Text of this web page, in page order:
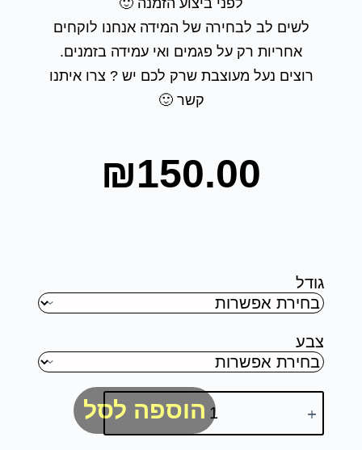
לפני ביצוע הזמנה 🙂
לשים לב לבחירה של המידה אנחנו לוקחים
אחריות רק על פגמים ואי עמידה בזמנים.
רוצים נעל מעוצבת שרק לכם יש ? צרו איתנו
קשר 🙂
₪150.00
גודל
צבע
הוספה לסל